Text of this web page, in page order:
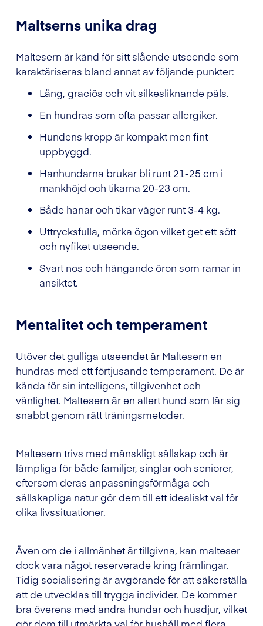
Maltserns unika drag
Maltesern är känd för sitt slående utseende som
karaktäriseras bland annat av följande punkter:
Lång, graciös och vit silkesliknande päls.
En hundras som ofta passar allergiker.
Hundens kropp är kompakt men fint
uppbyggd.
Hanhundarna brukar bli runt 21-25 cm i
mankhöjd och tikarna 20-23 cm.
Både hanar och tikar väger runt 3-4 kg.
Uttrycksfulla, mörka ögon vilket get ett sött
och nyfiket utseende.
Svart nos och hängande öron som ramar in
ansiktet.
Mentalitet och temperament
Utöver det gulliga utseendet är Maltesern en
hundras med ett förtjusande temperament. De är
kända för sin intelligens, tillgivenhet och
vänlighet. Maltesern är en allert hund som lär sig
snabbt genom rätt träningsmetoder.
Maltesern trivs med mänskligt sällskap och är
lämpliga för både familjer, singlar och seniorer,
eftersom deras anpassningsförmåga och
sällskapliga natur gör dem till ett idealiskt val för
olika livssituationer.
Även om de i allmänhet är tillgivna, kan malteser
dock vara något reserverade kring främlingar.
Tidig socialisering är avgörande för att säkerställa
att de utvecklas till trygga individer. De kommer
bra överens med andra hundar och husdjur, vilket